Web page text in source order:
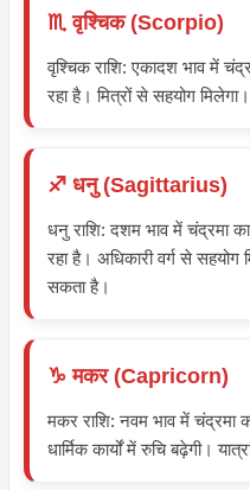
♏ वृश्चिक (Scorpio)
वृश्चिक राशि: एकादश भाव में
रहा है। मित्रों से सहयोग
♐ धनु (Sagittarius)
धनु राशि: दशम भाव में चंद्रमा
रहा है। अधिकारी वर्ग से सहयोग
सकता है।
♑ मकर (Capricorn)
मकर राशि: नवम भाव में चंद्रमा
धार्मिक कार्यों में रुचि बढ़ेगी।